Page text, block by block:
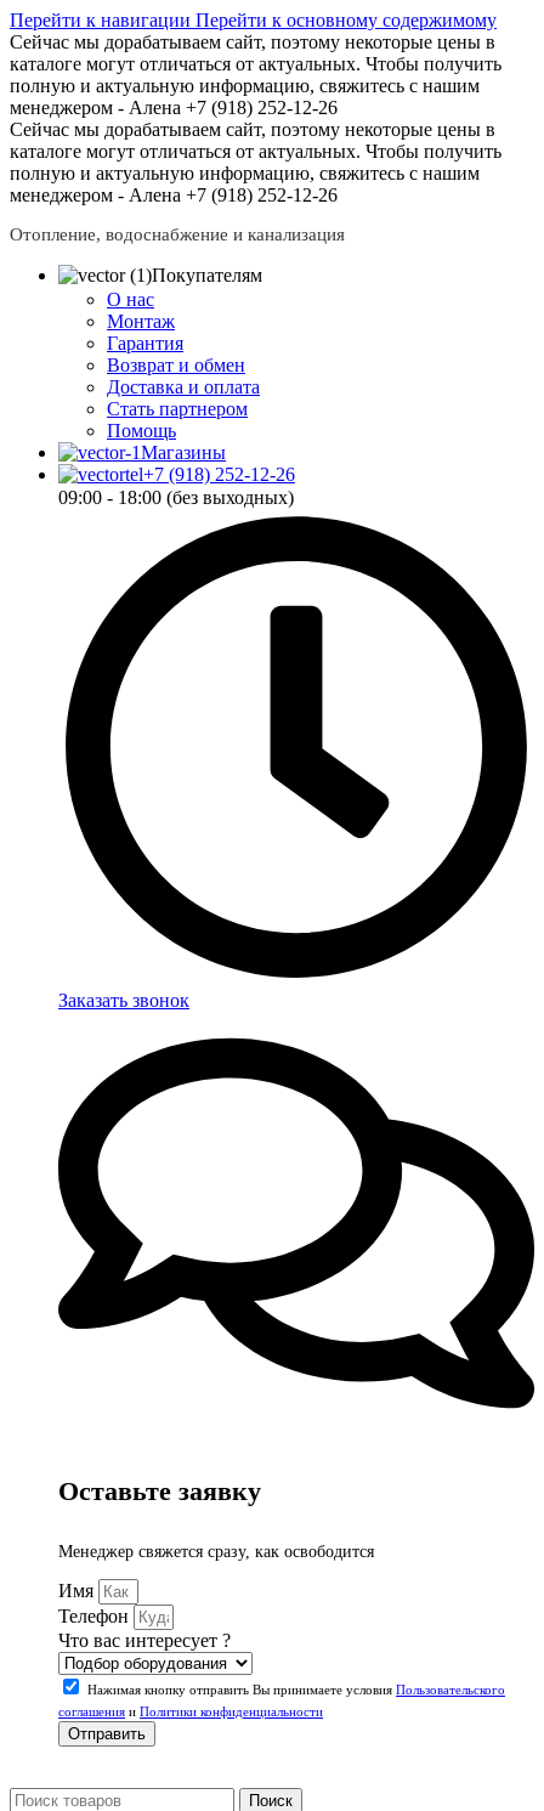
Перейти к навигации Перейти к основному содержимому
Сейчас мы дорабатываем сайт, поэтому некоторые цены в
каталоге могут отличаться от актуальных. Чтобы получить
полную и актуальную информацию, свяжитесь с нашим
менеджером - Алена +7 (918) 252-12-26
Сейчас мы дорабатываем сайт, поэтому некоторые цены в
каталоге могут отличаться от актуальных. Чтобы получить
полную и актуальную информацию, свяжитесь с нашим
менеджером - Алена +7 (918) 252-12-26
Отопление, водоснабжение и канализация
Покупателям
О нас
Монтаж
Гарантия
Возврат и обмен
Доставка и оплата
Стать партнером
Помощь
Магазины
+7 (918) 252-12-26
09:00 - 18:00 (без выходных)
Заказать звонок
Оставьте заявку
Менеджер свяжется сразу, как освободится
Имя
Телефон
Что вас интересует ?
Нажимая кнопку отправить Вы принимаете условия Пользовательского
соглашения и Политики конфиденциальности
Отправить
Поиск